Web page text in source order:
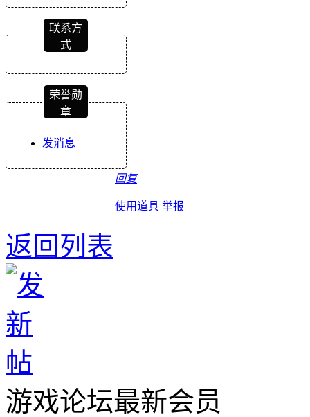
联系方
式
荣誉勋
章
发消息
回复
使用道具 举报
返回列表
游戏论坛最新会员